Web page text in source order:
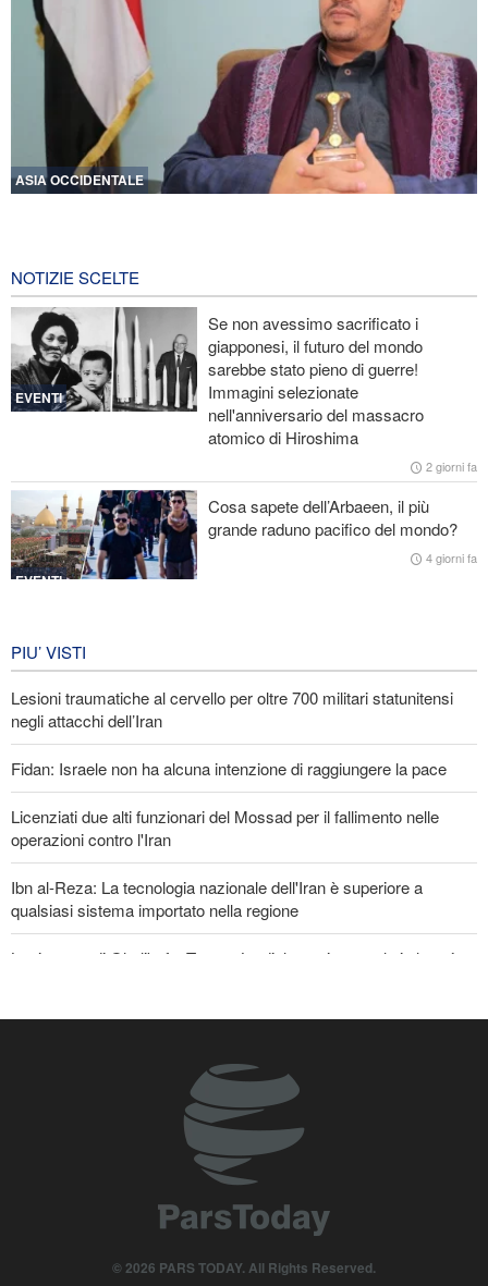
ASIA OCCIDENTALE
Araghchi ai Paesi vicini: È tempo di contare solo su noi stessi e di
abbracciare la vera fratellanza
Licenziati due alti funzionari del Mossad per il fallimento nelle
operazioni contro l'Iran
Lesioni traumatiche al cervello per oltre 700 militari statunitensi
La risposta di Ghalibaf a Trump: La diplomazia teatrale in loop è
un fallimento
NOTIZIE SCELTE
EVENTI
Se non avessimo sacrificato i
giapponesi, il futuro del mondo
sarebbe stato pieno di guerre!
Immagini selezionate
nell'anniversario del massacro
atomico di Hiroshima
2 giorni fa
EVENTI
Cosa sapete dell’Arbaeen, il più
grande raduno pacifico del mondo?
4 giorni fa
EVENTI
PIU’ VISTI
Lesioni traumatiche al cervello per oltre 700 militari statunitensi
negli attacchi dell’Iran
Fidan: Israele non ha alcuna intenzione di raggiungere la pace
Licenziati due alti funzionari del Mossad per il fallimento nelle
operazioni contro l'Iran
Ibn al-Reza: La tecnologia nazionale dell'Iran è superiore a
qualsiasi sistema importato nella regione
La risposta di Ghalibaf a Trump: La diplomazia teatrale in loop è
Se non avessimo sacrificato i giapponesi, il futuro del mondo
sarebbe stato pieno di guerre! Immagini selezionate
nell'anniversario del massacro atomico di Hiroshima
di Sicurezza non meritano attenzione
Araghchi ai Paesi vicini: È tempo di contare solo su noi stessi e di
© 2026 PARS TODAY. All Rights Reserved.